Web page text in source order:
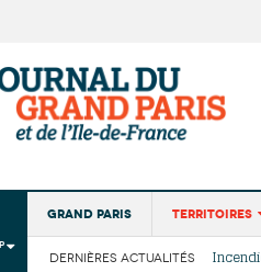
Grand Paris Territoires
DERNIÈRES ACTUALITÉS